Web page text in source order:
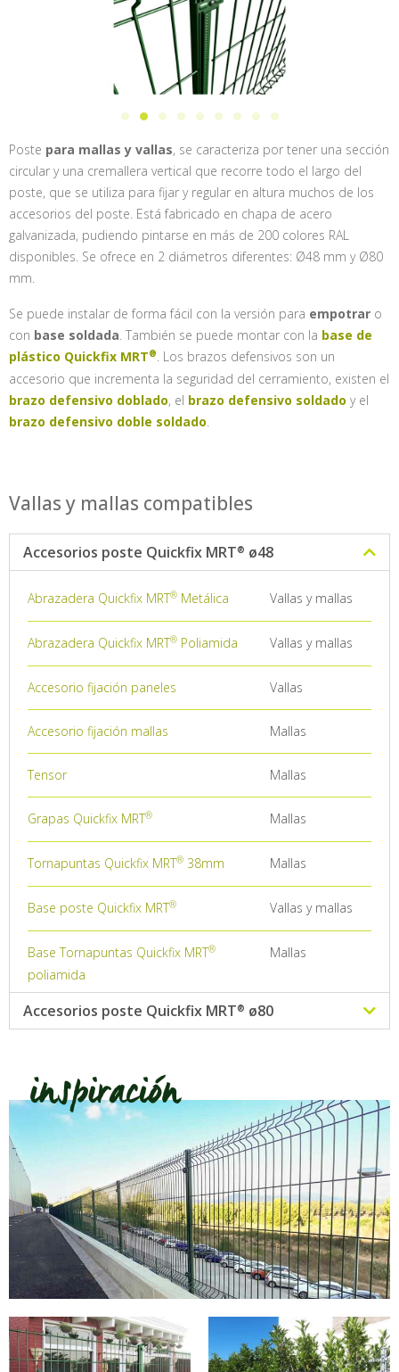
Poste para mallas y vallas, se caracteriza por tener una sección
circular y una cremallera vertical que recorre todo el largo del
poste, que se utiliza para fijar y regular en altura muchos de los
accesorios del poste. Está fabricado en chapa de acero
galvanizada, pudiendo pintarse en más de 200 colores RAL
disponibles. Se ofrece en 2 diámetros diferentes: Ø48 mm y Ø80
mm.
Se puede instalar de forma fácil con la versión para empotrar o
con base soldada. También se puede montar con la base de
plástico Quickfix MRT . Los brazos defensivos son un
accesorio que incrementa la seguridad del cerramiento, existen el
brazo defensivo doblado, el brazo defensivo soldado y el
brazo defensivo doble soldado.
Vallas y mallas compatibles
Accesorios poste Quickfix MRT ø48
Abrazadera Quickfix MRT Metálica Vallas y mallas
Abrazadera Quickfix MRT Poliamida Vallas y mallas
Accesorio fijación paneles Vallas
Accesorio fijación mallas Mallas
Tensor Mallas
Grapas Quickfix MRT Mallas
Tornapuntas Quickfix MRT 38mm Mallas
Base poste Quickfix MRT Vallas y mallas
Base Tornapuntas Quickfix MRT
poliamida
Mallas
Accesorios poste Quickfix MRT ø80